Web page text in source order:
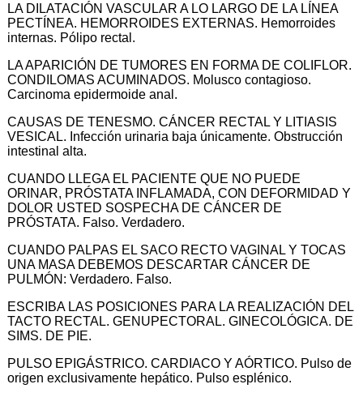
LA DILATACIÓN VASCULAR A LO LARGO DE LA LÍNEA
PECTÍNEA. HEMORROIDES EXTERNAS. Hemorroides
internas. Pólipo rectal.
LA APARICIÓN DE TUMORES EN FORMA DE COLIFLOR.
CONDILOMAS ACUMINADOS. Molusco contagioso.
Carcinoma epidermoide anal.
CAUSAS DE TENESMO. CÁNCER RECTAL Y LITIASIS
VESICAL. Infección urinaria baja únicamente. Obstrucción
intestinal alta.
CUANDO LLEGA EL PACIENTE QUE NO PUEDE
ORINAR, PRÓSTATA INFLAMADA, CON DEFORMIDAD Y
DOLOR USTED SOSPECHA DE CÁNCER DE
PRÓSTATA. Falso. Verdadero.
CUANDO PALPAS EL SACO RECTO VAGINAL Y TOCAS
UNA MASA DEBEMOS DESCARTAR CÁNCER DE
PULMÓN: Verdadero. Falso.
ESCRIBA LAS POSICIONES PARA LA REALIZACIÓN DEL
TACTO RECTAL. GENUPECTORAL. GINECOLÓGICA. DE
SIMS. DE PIE.
PULSO EPIGÁSTRICO. CARDIACO Y AÓRTICO. Pulso de
origen exclusivamente hepático. Pulso esplénico.